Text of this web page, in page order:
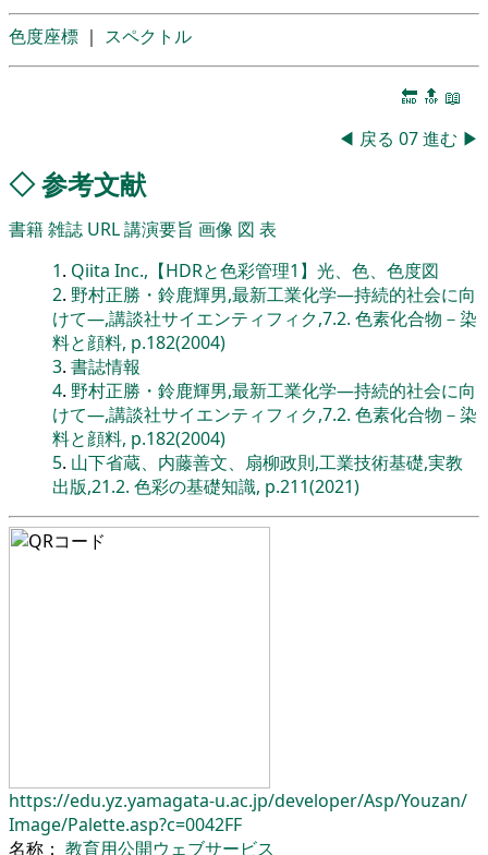
色度座標 ｜ スペクトル
🔚 🔝 📖
◀ 戻る 07進む ▶
◇参考文献
書籍雑誌 URL講演要旨 画像 図 表
1. Qiita Inc.,【HDRと色彩管理1】光、色、色度図
2. 野村正勝・鈴鹿輝男,最新工業化学―持続的社会に向
けて―,講談社サイエンティフィク,7.2. 色素化合物－染
料と顔料, p.182(2004)
3. 書誌情報
4. 野村正勝・鈴鹿輝男,最新工業化学―持続的社会に向
けて―,講談社サイエンティフィク,7.2. 色素化合物－染
料と顔料, p.182(2004)
5. 山下省蔵、内藤善文、扇柳政則,工業技術基礎,実教
出版,21.2. 色彩の基礎知識, p.211(2021)
https://edu.yz.yamagata-u.ac.jp/developer/Asp/Youzan/
Image/Palette.asp?c=0042FF
名称： 教育用公開ウェブサービス